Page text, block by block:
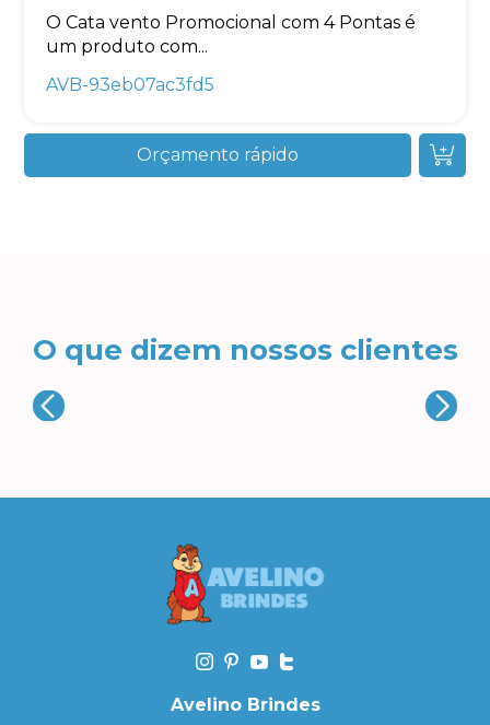
O Cata vento Promocional com 4 Pontas é
um produto com...
AVB-93eb07ac3fd5
Orçamento rápido
O que dizem nossos clientes
Avelino Brindes